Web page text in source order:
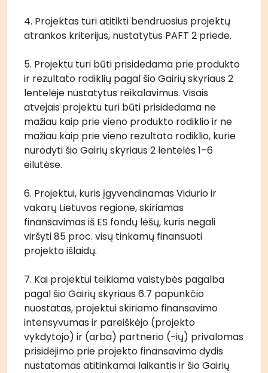
4. Projektas turi atitikti bendruosius projektų
atrankos kriterijus, nustatytus PAFT 2 priede.
5. Projektu turi būti prisidedama prie produkto
ir rezultato rodiklių pagal šio Gairių skyriaus 2
lentelėje nustatytus reikalavimus. Visais
atvejais projektu turi būti prisidedama ne
mažiau kaip prie vieno produkto rodiklio ir ne
mažiau kaip prie vieno rezultato rodiklio, kurie
nurodyti šio Gairių skyriaus 2 lentelės 1–6
eilutėse.
6. Projektui, kuris įgyvendinamas Vidurio ir
vakarų Lietuvos regione, skiriamas
finansavimas iš ES fondų lėšų, kuris negali
viršyti 85 proc. visų tinkamų finansuoti
projekto išlaidų.
7. Kai projektui teikiama valstybės pagalba
pagal šio Gairių skyriaus 6.7 papunkčio
nuostatas, projektui skiriamo finansavimo
intensyvumas ir pareiškėjo (projekto
vykdytojo) ir (arba) partnerio (-ių) privalomas
prisidėjimo prie projekto finansavimo dydis
nustatomas atitinkamai laikantis ir šio Gairių